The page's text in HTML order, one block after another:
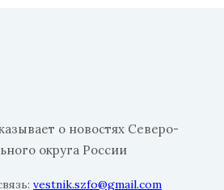
о новостях Северо-
округа России
vestnik.szfo@gmail.com